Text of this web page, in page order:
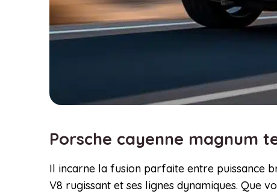
Porsche cayenne magnum
Il incarne la fusion parfaite entre puissance
V8 rugissant et ses lignes dynamiques. Que